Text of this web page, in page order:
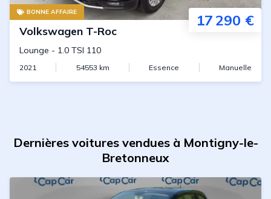
BONNE AFFAIRE 17 290 €
Volkswagen T-Roc
Lounge - 1.0 TSI 110
2021 54553 km Essence Manuelle
Dernières voitures vendues à Montigny-le-
Bretonneux